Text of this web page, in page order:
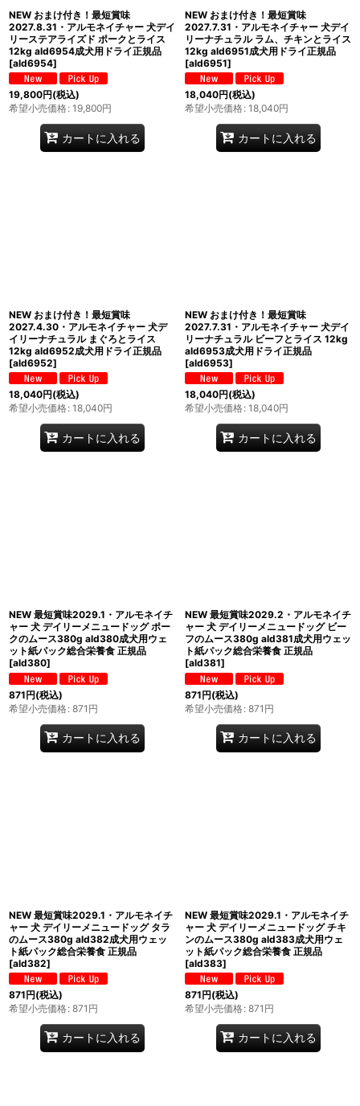
NEW おまけ付き！最短賞味
2027.8.31・アルモネイチャー 犬デイ
リーステアライズド ポークとライス
12kg ald6954成犬用ドライ正規品
[ald6954]
19,800円(税込)
希望小売価格: 19,800円
カートに入れる
NEW おまけ付き！最短賞味
2027.7.31・アルモネイチャー 犬デイ
リーナチュラル ラム、チキンとライス
12kg ald6951成犬用ドライ正規品
[ald6951]
18,040円(税込)
希望小売価格: 18,040円
カートに入れる
NEW おまけ付き！最短賞味
2027.4.30・アルモネイチャー 犬デ
イリーナチュラル まぐろとライス
12kg ald6952成犬用ドライ正規品
[ald6952]
18,040円(税込)
希望小売価格: 18,040円
カートに入れる
NEW おまけ付き！最短賞味
2027.7.31・アルモネイチャー 犬デイ
リーナチュラル ビーフとライス 12kg
ald6953成犬用ドライ正規品
[ald6953]
18,040円(税込)
希望小売価格: 18,040円
カートに入れる
NEW 最短賞味2029.1・アルモネイチ
ャー 犬 デイリーメニュードッグ ポー
クのムース380g ald380成犬用ウェ
ット紙パック総合栄養食 正規品
[ald380]
871円(税込)
希望小売価格: 871 円
カートに入れる
NEW 最短賞味2029.2・アルモネイチ
ャー 犬 デイリーメニュードッグ ビー
フのムース380g ald381成犬用ウェッ
ト紙パック総合栄養食 正規品
[ald381]
871円(税込)
希望小売価格: 871 円
カートに入れる
NEW 最短賞味2029.1・アルモネイチ
ャー 犬 デイリーメニュードッグ タラ
のムース380g ald382成犬用ウェッ
ト紙パック総合栄養食 正規品
[ald382]
871円(税込)
希望小売価格: 871 円
カートに入れる
NEW 最短賞味2029.1・アルモネイチ
ャー 犬 デイリーメニュードッグ チキ
ンのムース380g ald383成犬用ウェ
ット紙パック総合栄養食 正規品
[ald383]
871円(税込)
希望小売価格: 871 円
カートに入れる